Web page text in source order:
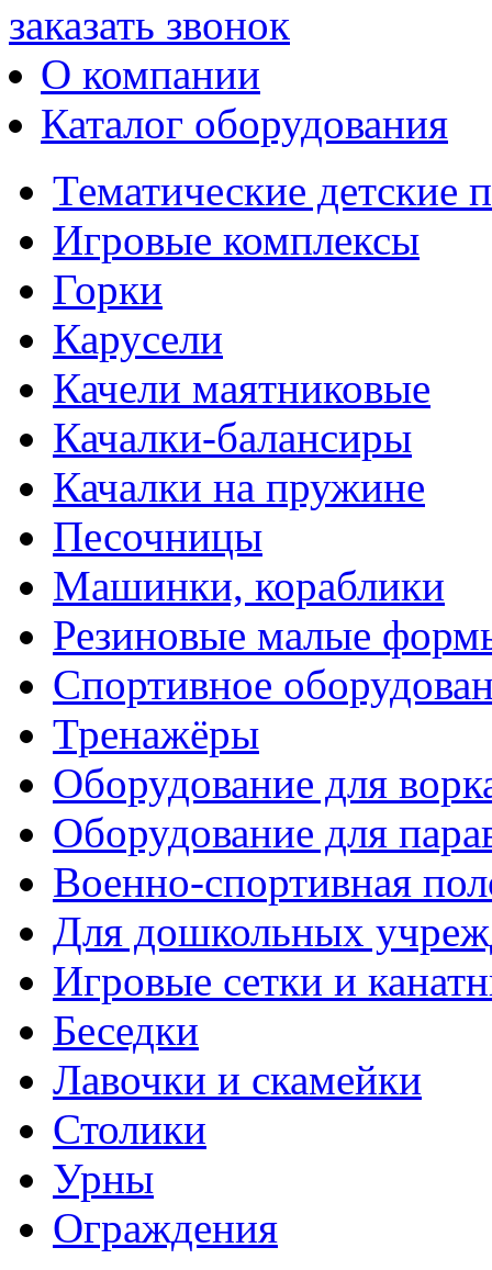
заказать звонок
О компании
Каталог оборудования
Тематические детские
Игровые комплексы
Горки
Карусели
Качели маятниковые
Качалки-балансиры
Качалки на пружине
Песочницы
Машинки, кораблики
Резиновые малые
Спортивное
Тренажёры
Оборудование для
Оборудование для
Военно-спортивная
Для дошкольных
Игровые сетки и
Беседки
Лавочки и скамейки
Столики
Урны
Ограждения